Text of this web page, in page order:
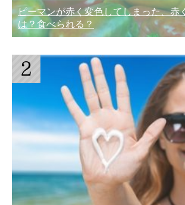
ピーマンが赤く変色してしまった、赤
は？食べられる？